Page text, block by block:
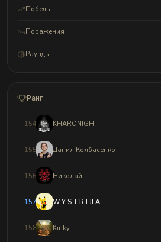
Победы
Поражения
Раунды
Ранг
154 KHARONIGHT
155 Данил Колбасенко
156 Николай
157 W Y S T R I JI A
158 Kinky